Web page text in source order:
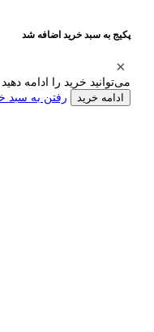
پکیج به سبد خرید اضافه شد
می‌توانید خرید را ادامه
ادامه خرید رفتن به سبد